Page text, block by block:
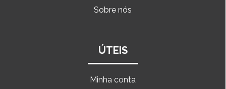
Sobre nós
ÚTEIS
Minha conta